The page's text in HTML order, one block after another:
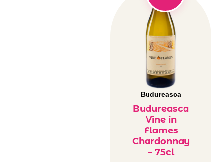
Budureasca
Budureasca
Vine in
Flames
Chardonnay
– 75cl